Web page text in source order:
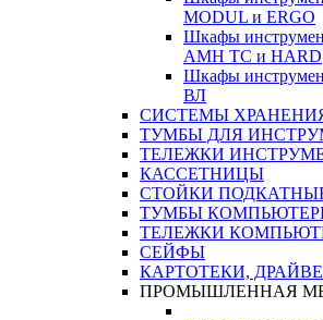
MODUL и ERGO
Шкафы
АМН ТС и HARD
Шкафы
ВЛ
СИСТЕМЫ
ТУМБЫ ДЛЯ
ТЕЛЕЖКИ
КАССЕТНИЦЫ
СТОЙКИ
ТУМБЫ
ТЕЛЕЖКИ
СЕЙФЫ
КАРТОТЕКИ,
ПРОМЫШЛЕННАЯ